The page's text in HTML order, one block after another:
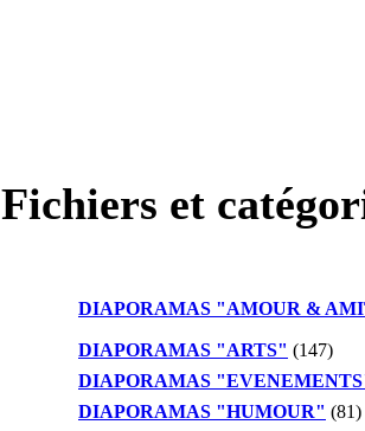
Fichiers et
DIAPORAMAS "AMOUR &
DIAPORAMAS "ARTS" (147)
DIAPORAMAS
DIAPORAMAS "HUMOUR" (81)